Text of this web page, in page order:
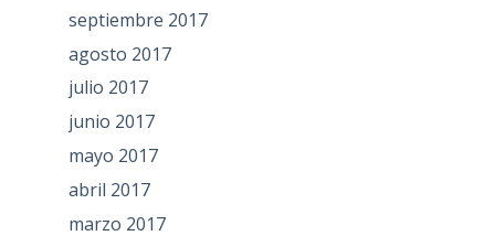
septiembre 2017
agosto 2017
julio 2017
junio 2017
mayo 2017
abril 2017
marzo 2017